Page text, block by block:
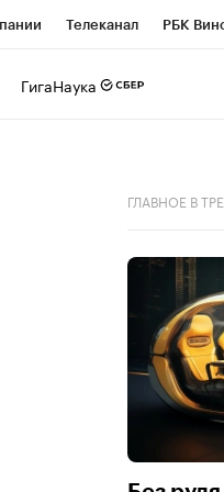
Телеканал РБК
ГигаНаука
ГЛАВНОЕ В